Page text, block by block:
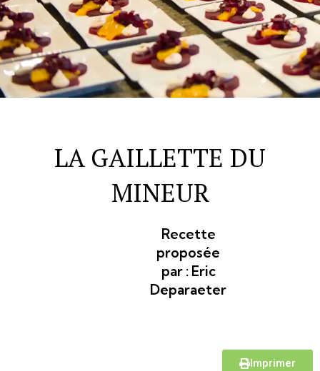
LA GAILLETTE DU
MINEUR
Recette
proposée
par : Eric
Deparaeter
Imprimer